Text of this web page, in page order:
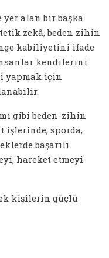
alan bir başka
zekâ, beden zihin
kabiliyetini ifade
kendilerini
yapmak için
gibi beden-zihin
işlerinde, sporda,
başarılı
hareket etmeyi
kişilerin güçlü